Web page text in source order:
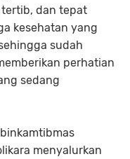
dan tepat
kesehatan yang
sudah
perhatian
sedang
menyalurkan